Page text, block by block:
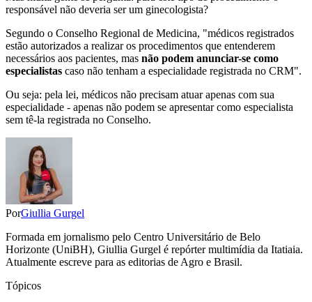
responsável não deveria ser um ginecologista?
Segundo o Conselho Regional de Medicina, "médicos registrados
estão autorizados a realizar os procedimentos que entenderem
necessários aos pacientes, mas não podem anunciar-se como
especialistas caso não tenham a especialidade registrada no CRM".
Ou seja: pela lei, médicos não precisam atuar apenas com sua
especialidade - apenas não podem se apresentar como especialista
sem tê-la registrada no Conselho.
PorGiullia Gurgel
Formada em jornalismo pelo Centro Universitário de Belo
Horizonte (UniBH), Giullia Gurgel é repórter multimídia da Itatiaia.
Atualmente escreve para as editorias de Agro e Brasil.
Tópicos